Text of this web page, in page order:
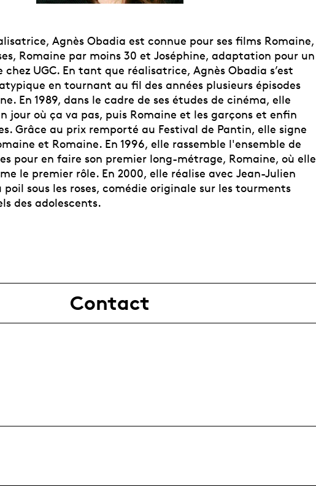
Agnès Obadia est connue pour ses films Romaine,
Romaine par moins 30 et Joséphine, adaptation pour un
UGC. En tant que réalisatrice, Agnès Obadia s’est
en tournant au fil des années plusieurs épisodes
En 1989, dans le cadre de ses études de cinéma, elle
jour où ça va pas, puis Romaine et les garçons et enfin
Grâce au prix remporté au Festival de Pantin, elle signe
et Romaine. En 1996, elle rassemble l'ensemble de
pour en faire son premier long-métrage, Romaine, où elle
le premier rôle. En 2000, elle réalise avec Jean-Julien
sous les roses, comédie originale sur les tourments
des adolescents.
Contact